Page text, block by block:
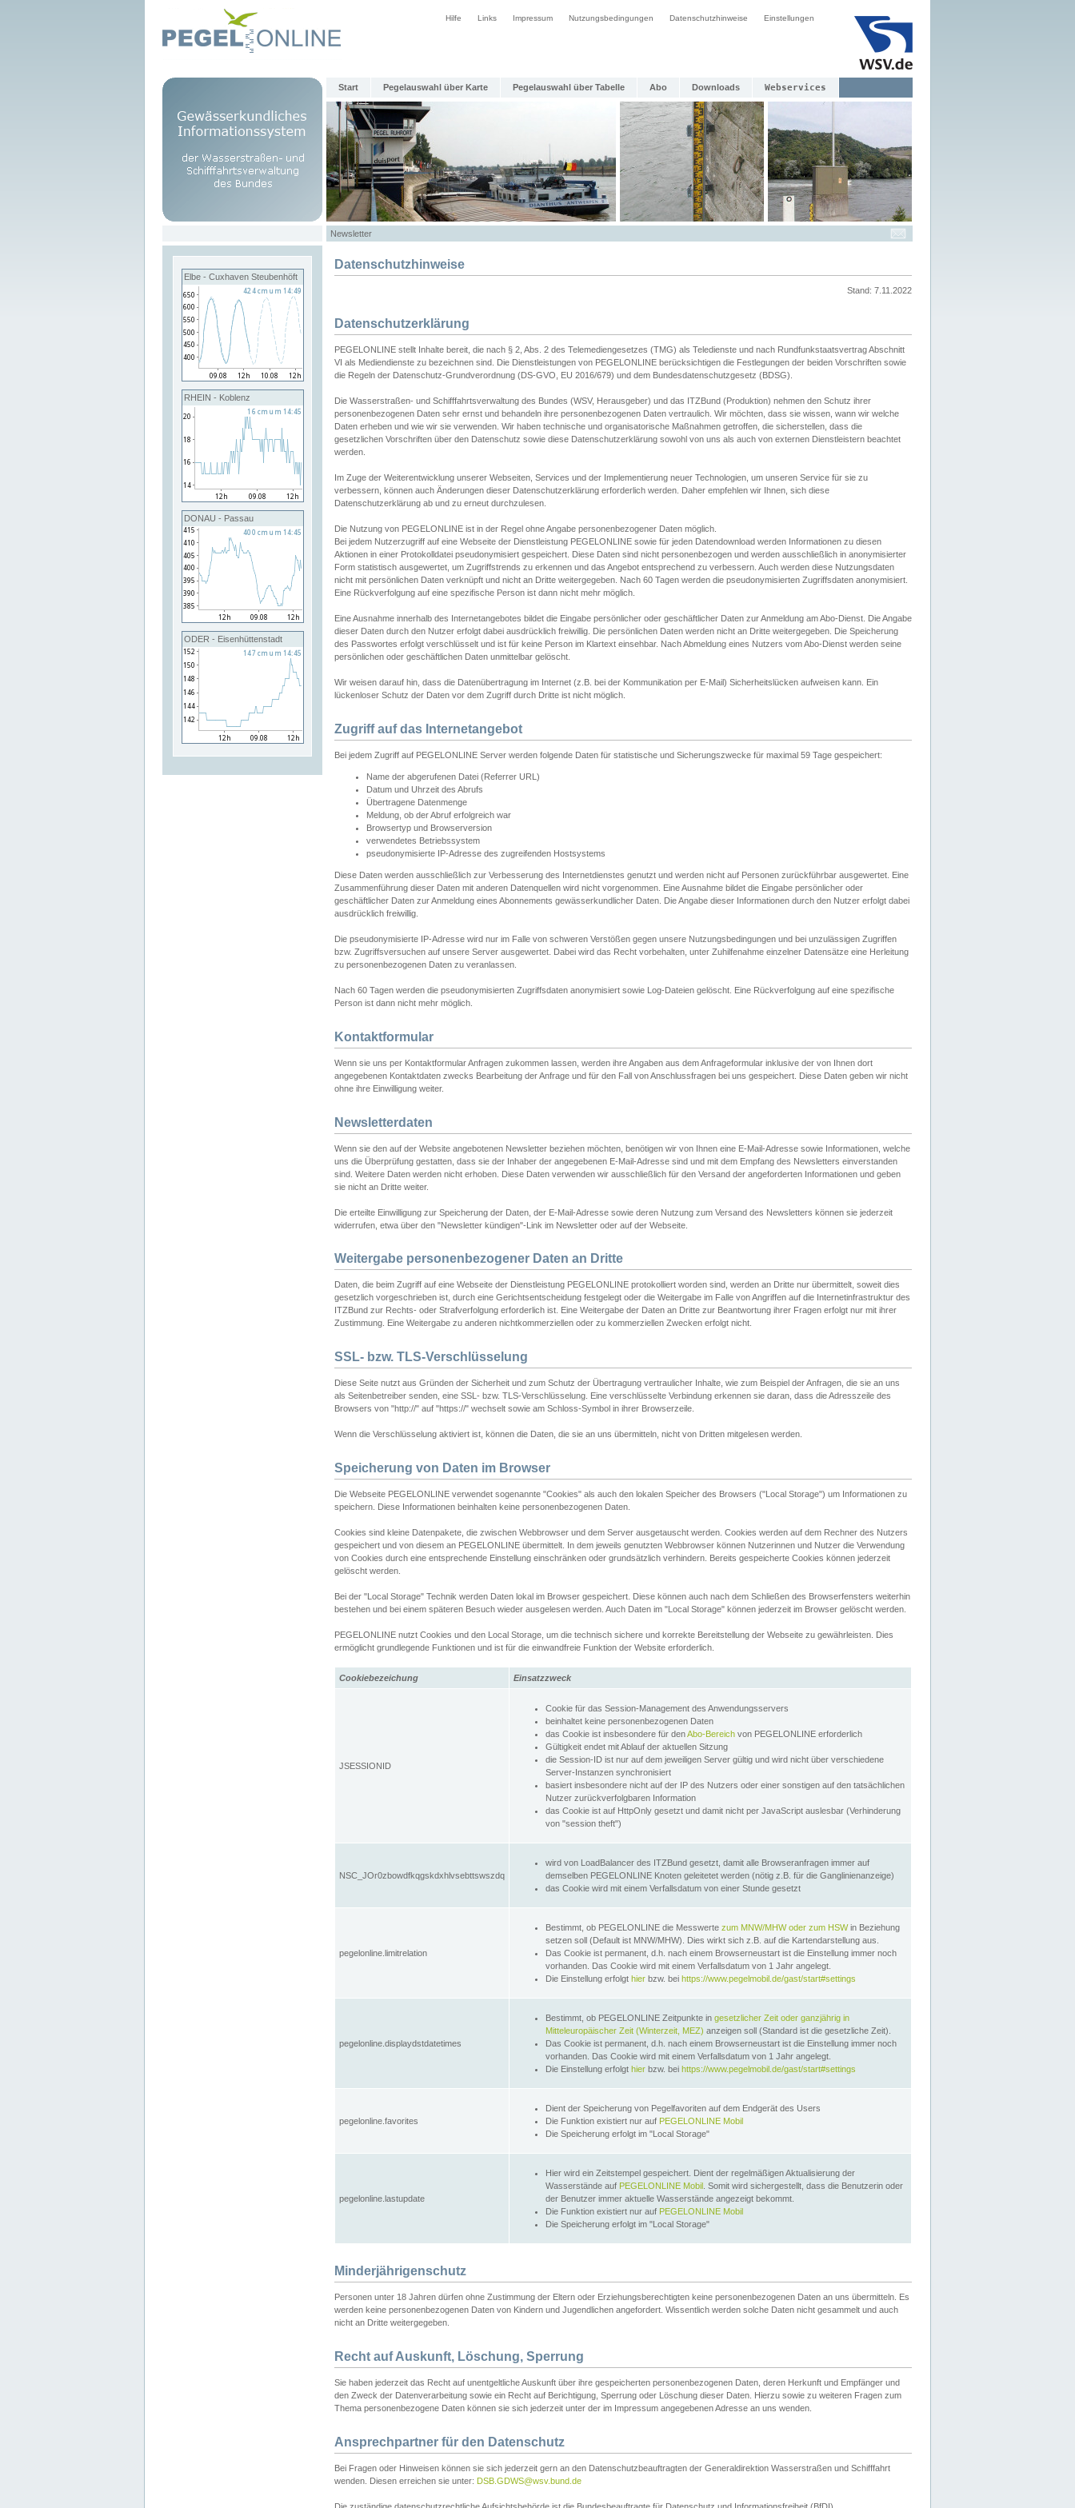
Hilfe Links Impressum Nutzungsbedingungen Datenschutzhinweise Einstellungen
Start Pegelauswahl über Karte Pegelauswahl über Tabelle Abo Downloads Webservices
Newsletter
Elbe - Cuxhaven Steubenhöft
RHEIN - Koblenz
DONAU - Passau
ODER - Eisenhüttenstadt
Datenschutzhinweise
Stand: 7.11.2022
Datenschutzerklärung
PEGELONLINE stellt Inhalte bereit, die nach § 2, Abs. 2 des Telemediengesetzes (TMG) als Teledienste und nach Rundfunkstaatsvertrag Abschnitt
VI als Mediendienste zu bezeichnen sind. Die Dienstleistungen von PEGELONLINE berücksichtigen die Festlegungen der beiden Vorschriften sowie
die Regeln der Datenschutz-Grundverordnung (DS-GVO, EU 2016/679) und dem Bundesdatenschutzgesetz (BDSG).
Die Wasserstraßen- und Schifffahrtsverwaltung des Bundes (WSV, Herausgeber) und das ITZBund (Produktion) nehmen den Schutz ihrer
personenbezogenen Daten sehr ernst und behandeln ihre personenbezogenen Daten vertraulich. Wir möchten, dass sie wissen, wann wir welche
Daten erheben und wie wir sie verwenden. Wir haben technische und organisatorische Maßnahmen getroffen, die sicherstellen, dass die
gesetzlichen Vorschriften über den Datenschutz sowie diese Datenschutzerklärung sowohl von uns als auch von externen Dienstleistern beachtet
werden.
Im Zuge der Weiterentwicklung unserer Webseiten, Services und der Implementierung neuer Technologien, um unseren Service für sie zu
verbessern, können auch Änderungen dieser Datenschutzerklärung erforderlich werden. Daher empfehlen wir Ihnen, sich diese
Datenschutzerklärung ab und zu erneut durchzulesen.
Die Nutzung von PEGELONLINE ist in der Regel ohne Angabe personenbezogener Daten möglich.
Bei jedem Nutzerzugriff auf eine Webseite der Dienstleistung PEGELONLINE sowie für jeden Datendownload werden Informationen zu diesen
Aktionen in einer Protokolldatei pseudonymisiert gespeichert. Diese Daten sind nicht personenbezogen und werden ausschließlich in anonymisierter
Form statistisch ausgewertet, um Zugriffstrends zu erkennen und das Angebot entsprechend zu verbessern. Auch werden diese Nutzungsdaten
nicht mit persönlichen Daten verknüpft und nicht an Dritte weitergegeben. Nach 60 Tagen werden die pseudonymisierten Zugriffsdaten anonymisiert.
Eine Rückverfolgung auf eine spezifische Person ist dann nicht mehr möglich.
Eine Ausnahme innerhalb des Internetangebotes bildet die Eingabe persönlicher oder geschäftlicher Daten zur Anmeldung am Abo-Dienst. Die Angabe
dieser Daten durch den Nutzer erfolgt dabei ausdrücklich freiwillig. Die persönlichen Daten werden nicht an Dritte weitergegeben. Die Speicherung
des Passwortes erfolgt verschlüsselt und ist für keine Person im Klartext einsehbar. Nach Abmeldung eines Nutzers vom Abo-Dienst werden seine
persönlichen oder geschäftlichen Daten unmittelbar gelöscht.
Wir weisen darauf hin, dass die Datenübertragung im Internet (z.B. bei der Kommunikation per E-Mail) Sicherheitslücken aufweisen kann. Ein
lückenloser Schutz der Daten vor dem Zugriff durch Dritte ist nicht möglich.
Zugriff auf das Internetangebot
Bei jedem Zugriff auf PEGELONLINE Server werden folgende Daten für statistische und Sicherungszwecke für maximal 59 Tage gespeichert:
Name der abgerufenen Datei (Referrer URL)
Datum und Uhrzeit des Abrufs
Übertragene Datenmenge
Meldung, ob der Abruf erfolgreich war
Browsertyp und Browserversion
verwendetes Betriebssystem
pseudonymisierte IP-Adresse des zugreifenden Hostsystems
Diese Daten werden ausschließlich zur Verbesserung des Internetdienstes genutzt und werden nicht auf Personen zurückführbar ausgewertet. Eine
Zusammenführung dieser Daten mit anderen Datenquellen wird nicht vorgenommen. Eine Ausnahme bildet die Eingabe persönlicher oder
geschäftlicher Daten zur Anmeldung eines Abonnements gewässerkundlicher Daten. Die Angabe dieser Informationen durch den Nutzer erfolgt dabei
ausdrücklich freiwillig.
Die pseudonymisierte IP-Adresse wird nur im Falle von schweren Verstößen gegen unsere Nutzungsbedingungen und bei unzulässigen Zugriffen
bzw. Zugriffsversuchen auf unsere Server ausgewertet. Dabei wird das Recht vorbehalten, unter Zuhilfenahme einzelner Datensätze eine Herleitung
zu personenbezogenen Daten zu veranlassen.
Nach 60 Tagen werden die pseudonymisierten Zugriffsdaten anonymisiert sowie Log-Dateien gelöscht. Eine Rückverfolgung auf eine spezifische
Person ist dann nicht mehr möglich.
Kontaktformular
Wenn sie uns per Kontaktformular Anfragen zukommen lassen, werden ihre Angaben aus dem Anfrageformular inklusive der von Ihnen dort
angegebenen Kontaktdaten zwecks Bearbeitung der Anfrage und für den Fall von Anschlussfragen bei uns gespeichert. Diese Daten geben wir nicht
ohne ihre Einwilligung weiter.
Newsletterdaten
Wenn sie den auf der Website angebotenen Newsletter beziehen möchten, benötigen wir von Ihnen eine E-Mail-Adresse sowie Informationen, welche
uns die Überprüfung gestatten, dass sie der Inhaber der angegebenen E-Mail-Adresse sind und mit dem Empfang des Newsletters einverstanden
sind. Weitere Daten werden nicht erhoben. Diese Daten verwenden wir ausschließlich für den Versand der angeforderten Informationen und geben
sie nicht an Dritte weiter.
Die erteilte Einwilligung zur Speicherung der Daten, der E-Mail-Adresse sowie deren Nutzung zum Versand des Newsletters können sie jederzeit
widerrufen, etwa über den "Newsletter kündigen"-Link im Newsletter oder auf der Webseite.
Weitergabe personenbezogener Daten an Dritte
Daten, die beim Zugriff auf eine Webseite der Dienstleistung PEGELONLINE protokolliert worden sind, werden an Dritte nur übermittelt, soweit dies
gesetzlich vorgeschrieben ist, durch eine Gerichtsentscheidung festgelegt oder die Weitergabe im Falle von Angriffen auf die Internetinfrastruktur des
ITZBund zur Rechts- oder Strafverfolgung erforderlich ist. Eine Weitergabe der Daten an Dritte zur Beantwortung ihrer Fragen erfolgt nur mit ihrer
Zustimmung. Eine Weitergabe zu anderen nichtkommerziellen oder zu kommerziellen Zwecken erfolgt nicht.
SSL- bzw. TLS-Verschlüsselung
Diese Seite nutzt aus Gründen der Sicherheit und zum Schutz der Übertragung vertraulicher Inhalte, wie zum Beispiel der Anfragen, die sie an uns
als Seitenbetreiber senden, eine SSL- bzw. TLS-Verschlüsselung. Eine verschlüsselte Verbindung erkennen sie daran, dass die Adresszeile des
Browsers von "http://" auf "https://" wechselt sowie am Schloss-Symbol in ihrer Browserzeile.
Wenn die Verschlüsselung aktiviert ist, können die Daten, die sie an uns übermitteln, nicht von Dritten mitgelesen werden.
Speicherung von Daten im Browser
Die Webseite PEGELONLINE verwendet sogenannte "Cookies" als auch den lokalen Speicher des Browsers ("Local Storage") um Informationen zu
speichern. Diese Informationen beinhalten keine personenbezogenen Daten.
Cookies sind kleine Datenpakete, die zwischen Webbrowser und dem Server ausgetauscht werden. Cookies werden auf dem Rechner des Nutzers
gespeichert und von diesem an PEGELONLINE übermittelt. In dem jeweils genutzten Webbrowser können Nutzerinnen und Nutzer die Verwendung
von Cookies durch eine entsprechende Einstellung einschränken oder grundsätzlich verhindern. Bereits gespeicherte Cookies können jederzeit
gelöscht werden.
Bei der "Local Storage" Technik werden Daten lokal im Browser gespeichert. Diese können auch nach dem Schließen des Browserfensters weiterhin
bestehen und bei einem späteren Besuch wieder ausgelesen werden. Auch Daten im "Local Storage" können jederzeit im Browser gelöscht werden.
PEGELONLINE nutzt Cookies und den Local Storage, um die technisch sichere und korrekte Bereitstellung der Webseite zu gewährleisten. Dies
ermöglicht grundlegende Funktionen und ist für die einwandfreie Funktion der Website erforderlich.
Cookiebezeichung Einsatzzweck
JSESSIONID
Cookie für das Session-Management des Anwendungsservers
beinhaltet keine personenbezogenen Daten
das Cookie ist insbesondere für denAbo-Bereich von PEGELONLINE erforderlich
Gültigkeit endet mit Ablauf der aktuellen Sitzung
die Session-ID ist nur auf dem jeweiligen Server gültig und wird nicht über verschiedene
Server-Instanzen synchronisiert
basiert insbesondere nicht auf der IP des Nutzers oder einer sonstigen auf den tatsächlichen
Nutzer zurückverfolgbaren Information
das Cookie ist auf HttpOnly gesetzt und damit nicht per JavaScript auslesbar (Verhinderung
von "session theft")
NSC_JOr0zbowdfkqgskdxhlvsebttswszdq
wird von LoadBalancer des ITZBund gesetzt, damit alle Browseranfragen immer auf
demselben PEGELONLINE Knoten geleitetet werden (nötig z.B. für die Ganglinienanzeige)
das Cookie wird mit einem Verfallsdatum von einer Stunde gesetzt
pegelonline.limitrelation
Bestimmt, ob PEGELONLINE die Messwerte zum MNW/MHW oder zum HSWin Beziehung
setzen soll (Default ist MNW/MHW). Dies wirkt sich z.B. auf die Kartendarstellung aus.
Das Cookie ist permanent, d.h. nach einem Browserneustart ist die Einstellung immer noch
vorhanden. Das Cookie wird mit einem Verfallsdatum von 1 Jahr angelegt.
Die Einstellung erfolgt hier bzw. bei https://www.pegelmobil.de/gast/start#settings
pegelonline.displaydstdatetimes
Bestimmt, ob PEGELONLINE Zeitpunkte in gesetzlicher Zeit oder ganzjährig in
Mitteleuropäischer Zeit (Winterzeit, MEZ) anzeigen soll (Standard ist die gesetzliche Zeit).
Das Cookie ist permanent, d.h. nach einem Browserneustart ist die Einstellung immer noch
vorhanden. Das Cookie wird mit einem Verfallsdatum von 1 Jahr angelegt.
Die Einstellung erfolgt hier bzw. bei https://www.pegelmobil.de/gast/start#settings
pegelonline.favorites
Dient der Speicherung von Pegelfavoriten auf dem Endgerät des Users
Die Funktion existiert nur auf PEGELONLINE Mobil
Die Speicherung erfolgt im "Local Storage"
pegelonline.lastupdate
Hier wird ein Zeitstempel gespeichert. Dient der regelmäßigen Aktualisierung der
Wasserstände auf PEGELONLINE Mobil . Somit wird sichergestellt, dass die Benutzerin oder
der Benutzer immer aktuelle Wasserstände angezeigt bekommt.
Die Funktion existiert nur auf PEGELONLINE Mobil
Die Speicherung erfolgt im "Local Storage"
Minderjährigenschutz
Personen unter 18 Jahren dürfen ohne Zustimmung der Eltern oder Erziehungsberechtigten keine personenbezogenen Daten an uns übermitteln. Es
werden keine personenbezogenen Daten von Kindern und Jugendlichen angefordert. Wissentlich werden solche Daten nicht gesammelt und auch
nicht an Dritte weitergegeben.
Recht auf Auskunft, Löschung, Sperrung
Sie haben jederzeit das Recht auf unentgeltliche Auskunft über ihre gespeicherten personenbezogenen Daten, deren Herkunft und Empfänger und
den Zweck der Datenverarbeitung sowie ein Recht auf Berichtigung, Sperrung oder Löschung dieser Daten. Hierzu sowie zu weiteren Fragen zum
Thema personenbezogene Daten können sie sich jederzeit unter der im Impressum angegebenen Adresse an uns wenden.
Ansprechpartner für den Datenschutz
Bei Fragen oder Hinweisen können sie sich jederzeit gern an den Datenschutzbeauftragten der Generaldirektion Wasserstraßen und Schifffahrt
wenden. Diesen erreichen sie unter: DSB.GDWS@wsv.bund.de